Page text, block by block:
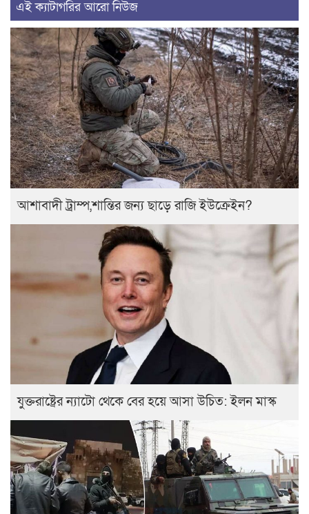
এই ক্যাটাগরির আরো নিউজ
আশাবাদী ট্রাম্প,শান্তির জন্য ছাড়ে রাজি ইউক্রেইন?
যুক্তরাষ্ট্রের ন্যাটো থেকে বের হয়ে আসা উচিত: ইলন মাস্ক